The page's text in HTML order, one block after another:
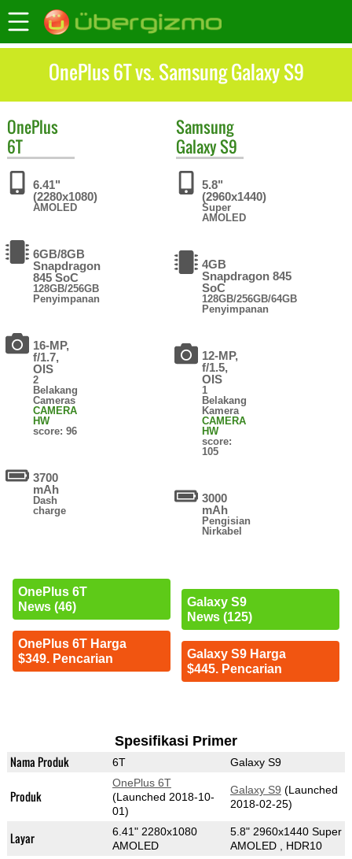
OnePlus 6T vs. Samsung Galaxy S9
OnePlus
6T
6.41"
(2280x1080)
AMOLED
6GB/8GB
Snapdragon
845 SoC
128GB/256GB
Penyimpanan
16-MP,
f/1.7,
OIS
2
Belakang
Cameras
CAMERA
HW
score: 96
3700
mAh
Dash
charge
OnePlus 6T
News (46)
OnePlus 6T Harga
$349. Pencarian
Samsung
Galaxy S9
5.8"
(2960x1440)
Super
AMOLED
4GB
Snapdragon 845
SoC
128GB/256GB/64GB
Penyimpanan
12-MP,
f/1.5,
OIS
1
Belakang
Kamera
CAMERA
HW
score:
105
3000
mAh
Pengisian
Nirkabel
Galaxy S9
News (125)
Galaxy S9 Harga
$445. Pencarian
Spesifikasi Primer
Nama Produk 6T Galaxy S9
Produk
OnePlus 6T
(Launched 2018-10-
01)
Galaxy S9 (Launched
2018-02-25)
Layar
6.41" 2280x1080
AMOLED
5.8" 2960x1440 Super
AMOLED , HDR10